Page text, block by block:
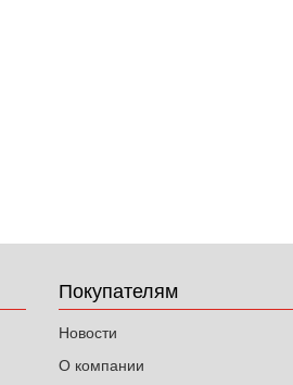
Покупателям
Новости
О компании